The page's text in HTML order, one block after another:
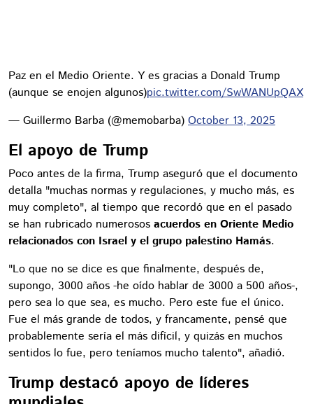
Paz en el Medio Oriente. Y es gracias a Donald Trump
(aunque se enojen algunos)pic.twitter.com/SwWANUpQAX
— Guillermo Barba (@memobarba) October 13, 2025
El apoyo de Trump
Poco antes de la firma, Trump aseguró que el documento
detalla "muchas normas y regulaciones, y mucho más, es
muy completo", al tiempo que recordó que en el pasado
se han rubricado numerosos acuerdos en Oriente Medio
relacionados con Israel y el grupo palestino Hamás.
"Lo que no se dice es que finalmente, después de,
supongo, 3000 años -he oído hablar de 3000 a 500 años-,
pero sea lo que sea, es mucho. Pero este fue el único.
Fue el más grande de todos, y francamente, pensé que
probablemente sería el más difícil, y quizás en muchos
sentidos lo fue, pero teníamos mucho talento", añadió.
Trump destacó apoyo de líderes